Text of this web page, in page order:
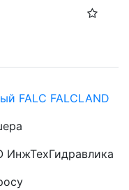
FALC FALCLAND
ИнжТехГидравлика